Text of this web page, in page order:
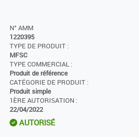
N° AMM
1220395
TYPE DE PRODUIT :
MFSC
TYPE COMMERCIAL :
Produit de référence
CATÉGORIE DE PRODUIT :
Produit simple
1ÈRE AUTORISATION :
22/04/2022
AUTORISÉ